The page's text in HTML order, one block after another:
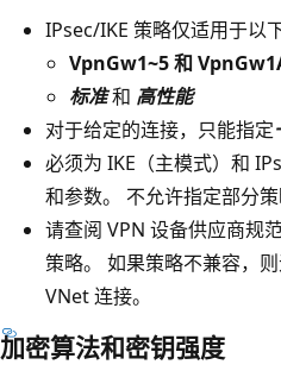
IPsec/IKE 策略仅适用于以
VpnGw1~5 和
标准和 高性能
对于给定的连接，只能指定
必须为 IKE（主模式）和
和参数。 不允许指定部分策
请查阅 VPN 设备供应商规
策略。 如果策略不兼容，
VNet 连接。
加密算法和密钥强度